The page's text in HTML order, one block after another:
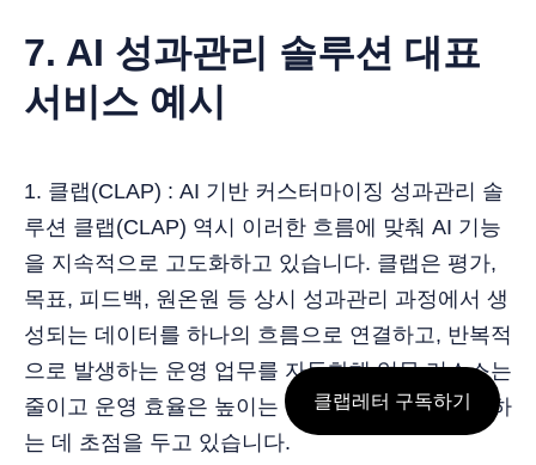
7. AI 성과관리 솔루션 대표
서비스 예시
1. 클랩(CLAP) : AI 기반 커스터마이징 성과관리 솔
루션 클랩(CLAP) 역시 이러한 흐름에 맞춰 AI 기능
을 지속적으로 고도화하고 있습니다. 클랩은 평가,
목표, 피드백, 원온원 등 상시 성과관리 과정에서 생
성되는 데이터를 하나의 흐름으로 연결하고, 반복적
으로 발생하는 운영 업무를 자동화해 업무 리소스는
줄이고 운영 효율은 높이는 성과관리 구조를 구현하
는 데 초점을 두고 있습니다.
클랩레터 구독하기